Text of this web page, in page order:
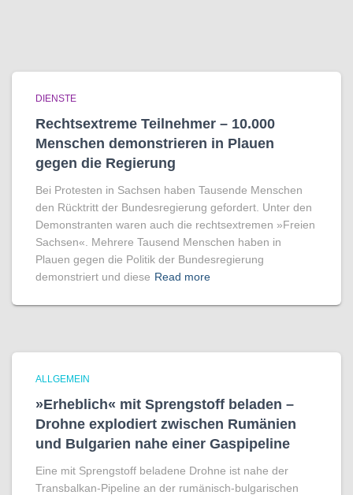
DIENSTE
Rechtsextreme Teilnehmer – 10.000
Menschen demonstrieren in Plauen
gegen die Regierung
Bei Protesten in Sachsen haben Tausende Menschen
den Rücktritt der Bundesregierung gefordert. Unter den
Demonstranten waren auch die rechtsextremen »Freien
Sachsen«. Mehrere Tausend Menschen haben in
Plauen gegen die Politik der Bundesregierung
demonstriert und diese Read more
ALLGEMEIN
»Erheblich« mit Sprengstoff beladen –
Drohne explodiert zwischen Rumänien
und Bulgarien nahe einer Gaspipeline
Eine mit Sprengstoff beladene Drohne ist nahe der
Transbalkan-Pipeline an der rumänisch-bulgarischen